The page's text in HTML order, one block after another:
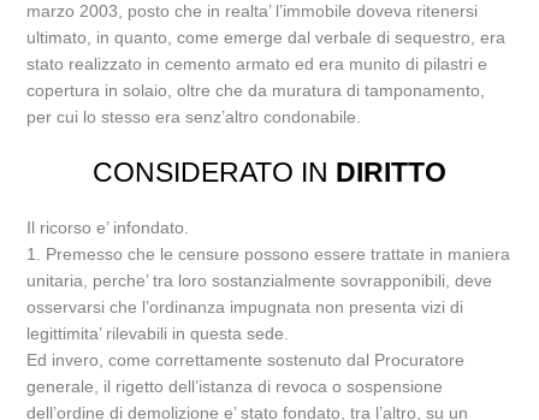
marzo 2003, posto che in realta’ l’immobile doveva ritenersi
ultimato, in quanto, come emerge dal verbale di sequestro, era
stato realizzato in cemento armato ed era munito di pilastri e
copertura in solaio, oltre che da muratura di tamponamento,
per cui lo stesso era senz’altro condonabile.
CONSIDERATO IN DIRITTO
Il ricorso e’ infondato.
1. Premesso che le censure possono essere trattate in maniera
unitaria, perche’ tra loro sostanzialmente sovrapponibili, deve
osservarsi che l’ordinanza impugnata non presenta vizi di
legittimita’ rilevabili in questa sede.
Ed invero, come correttamente sostenuto dal Procuratore
generale, il rigetto dell’istanza di revoca o sospensione
dell’ordine di demolizione e’ stato fondato, tra l’altro, su un